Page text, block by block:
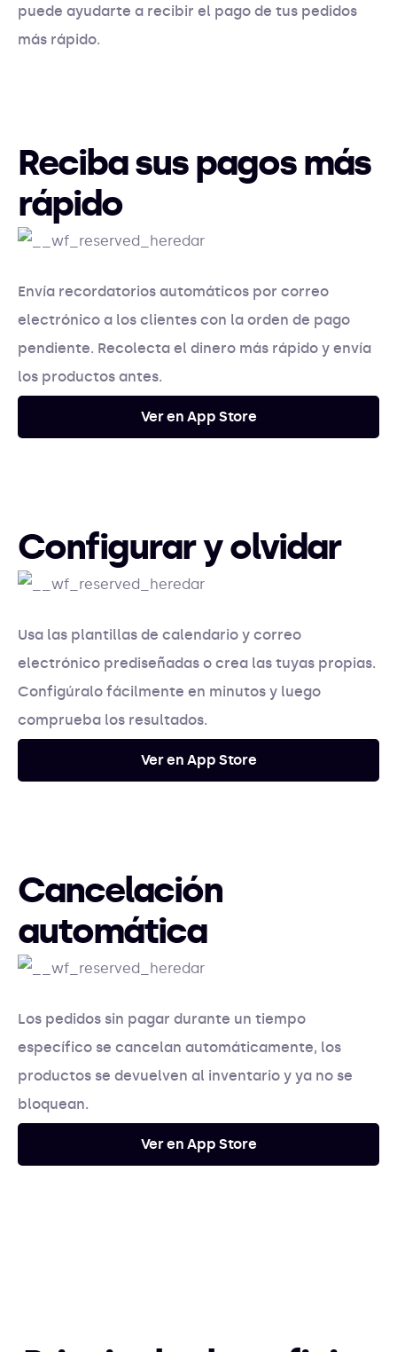
puede ayudarte a recibir el pago de tus pedidos
más rápido.
Reciba sus pagos más
rápido
Envía recordatorios automáticos por correo
electrónico a los clientes con la orden de pago
pendiente. Recolecta el dinero más rápido y envía
los productos antes.
Ver en App Store
Configurar y olvidar
Usa las plantillas de calendario y correo
electrónico prediseñadas o crea las tuyas propias.
Configúralo fácilmente en minutos y luego
comprueba los resultados.
Ver en App Store
Cancelación
automática
Los pedidos sin pagar durante un tiempo
específico se cancelan automáticamente, los
productos se devuelven al inventario y ya no se
bloquean.
Ver en App Store